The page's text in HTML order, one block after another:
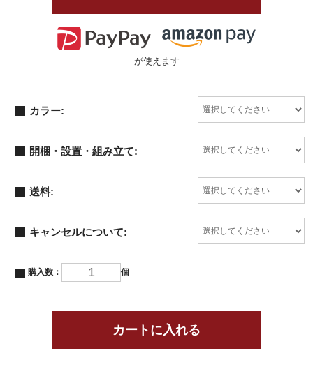
が使えます
カラー:
開梱・設置・組み立て:
送料:
キャンセルについて:
購入数： 個